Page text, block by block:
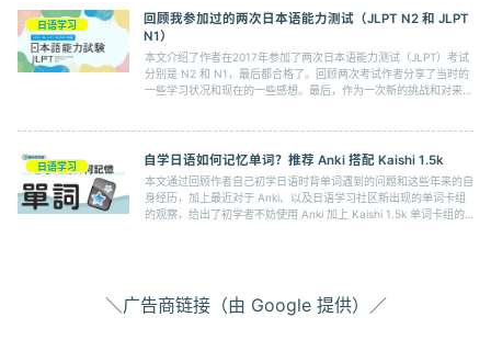
日语学习
回顾我参加过的两次日本语能力测试（JLPT N2 和 JLPT
N1）
本文介绍了作者在2017年参加了两次日本语能力测试（JLPT）考试
分别是 N2 和 N1，最后都合格了。回顾两次考试作者分享了当时的
一些学习状况和现在的一些感想。最后，作为一次新的挑战和对来日
日语学习 自学日语如何记忆单词？推荐 Anki 搭配 Kaishi 1.5k
本文通过回顾作者自己初学日语时背单词遇到的问题和这些年来的自
身经历，加上最近对于 Anki、以及日语学习社区新出现的单词卡组
的观察，给出了初学者不妨使用 Anki 加上 Kaishi 1.5k 单词卡组的
＼广告商链接（由 Google 提供）／